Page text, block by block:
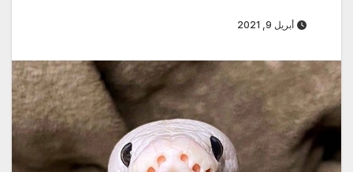
أبريل 9, 2021